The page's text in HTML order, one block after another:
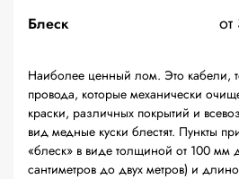
Блеск
Наиболее ценный лом. Это кабели,
провода, которые механически
краски, различных покрытий и
вид медные куски блестят. Пункты
«блеск» в виде толщиной от 100 мм
сантиметров до двух метров) и